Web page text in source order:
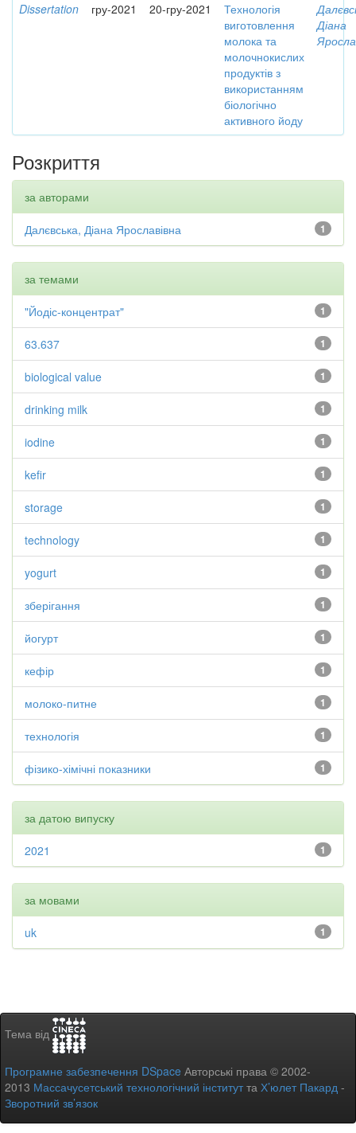
Dissertation гру-2021 20-гру-2021
Технологія
виготовлення
молока та
молочнокислих
продуктів з
використанням
біологічно
активного йоду
Діана
Розкриття
за авторами
1
Далєвська, Діана Ярославівна
за темами
1
"Йодіс-концентрат"
1
63.637
1
biological value
1
drinking milk
1
iodine
1
kefir
1
storage
1
technology
1
yogurt
1
зберігання
1
йогурт
1
кефір
1
молоко-питне
1
технологія
1
фізико-хімічні показники
за датою випуску
1
2021
за мовами
1
uk
Тема від
Програмне забезпечення DSpace Авторські права © 2002-
2013 Массачусетський технологічний інститутта Х’юлет Пакард -
Зворотний зв’язок